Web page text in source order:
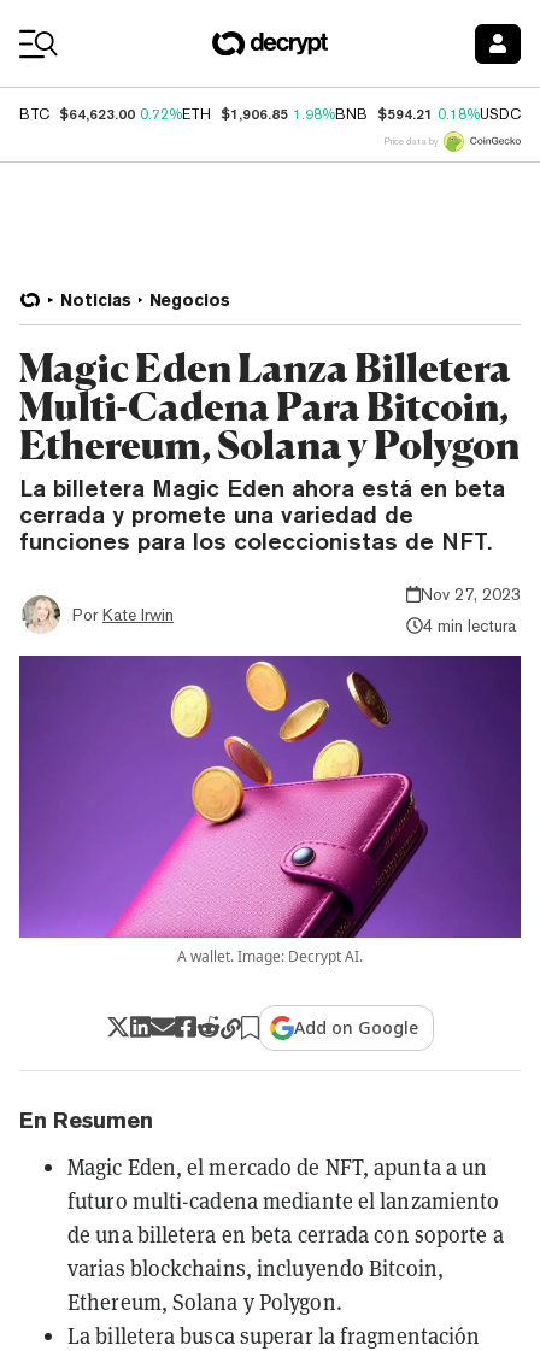
BTC $64,623.00 0.72%ETH $1,906.85 1.98%BNB $594.21 0.18%USDC
Price data by
Noticias Negocios
Magic Eden Lanza Billetera
Multi-Cadena Para Bitcoin,
Ethereum, Solana y Polygon
La billetera Magic Eden ahora está en beta
cerrada y promete una variedad de
funciones para los coleccionistas de NFT.
Por Kate Irwin
Nov 27, 2023
4 min lectura
A wallet. Image: Decrypt AI.
Add on Google
En Resumen
Magic Eden, el mercado de NFT, apunta a un
futuro multi-cadena mediante el lanzamiento
de una billetera en beta cerrada con soporte a
varias blockchains, incluyendo Bitcoin,
Ethereum, Solana y Polygon.
La billetera busca superar la fragmentación